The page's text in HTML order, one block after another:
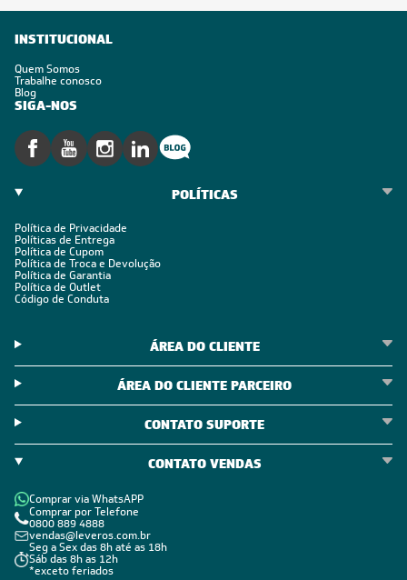
INSTITUCIONAL
Quem Somos
Trabalhe conosco
Blog
SIGA-NOS
POLÍTICAS
Política de Privacidade
Políticas de Entrega
Política de Cupom
Política de Troca e Devolução
Política de Garantia
Política de Outlet
Código de Conduta
ÁREA DO CLIENTE
ÁREA DO CLIENTE PARCEIRO
CONTATO SUPORTE
CONTATO VENDAS
Comprar via WhatsAPP
Comprar por Telefone
0800 889 4888
vendas@leveros.com.br
Seg a Sex das 8h até as 18h
Sáb das 8h as 12h
*exceto feriados